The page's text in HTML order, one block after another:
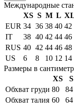
Международные
XS S M L
EUR 34 36 38 40 42
IT
38 40 42 44 46
RUS 40 42 44 46 48
US
6 8 10 12 14
Размеры в
XS
S
Обхват груди 80 84
Обхват талия 60 64